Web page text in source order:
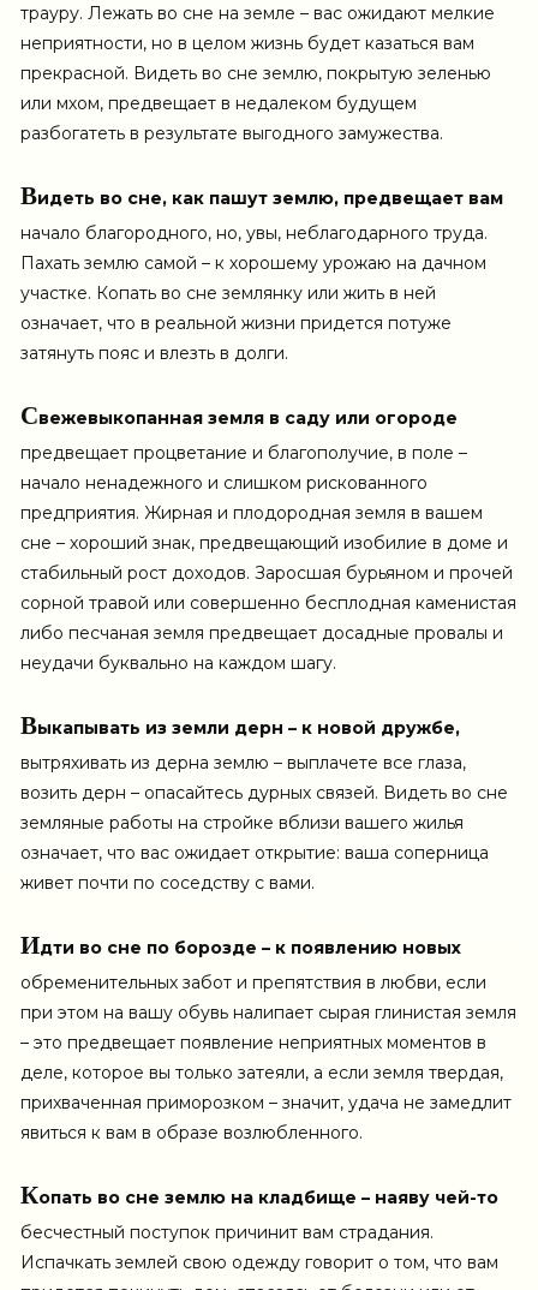
трауру. Лежать во сне на земле – вас ожидают мелкие
неприятности, но в целом жизнь будет казаться вам
прекрасной. Видеть во сне землю, покрытую зеленью
или мхом, предвещает в недалеком будущем
разбогатеть в результате выгодного замужества.
Видеть во сне, как пашут землю, предвещает вам
начало благородного, но, увы, неблагодарного труда.
Пахать землю самой – к хорошему урожаю на дачном
участке. Копать во сне землянку или жить в ней
означает, что в реальной жизни придется потуже
затянуть пояс и влезть в долги.
Свежевыкопанная земля в саду или огороде
предвещает процветание и благополучие, в поле –
начало ненадежного и слишком рискованного
предприятия. Жирная и плодородная земля в вашем
сне – хороший знак, предвещающий изобилие в доме и
стабильный рост доходов. Заросшая бурьяном и прочей
сорной травой или совершенно бесплодная каменистая
либо песчаная земля предвещает досадные провалы и
неудачи буквально на каждом шагу.
Выкапывать из земли дерн – к новой дружбе,
вытряхивать из дерна землю – выплачете все глаза,
возить дерн – опасайтесь дурных связей. Видеть во сне
земляные работы на стройке вблизи вашего жилья
означает, что вас ожидает открытие: ваша соперница
живет почти по соседству с вами.
Идти во сне по борозде – к появлению новых
обременительных забот и препятствия в любви, если
при этом на вашу обувь налипает сырая глинистая земля
– это предвещает появление неприятных моментов в
деле, которое вы только затеяли, а если земля твердая,
прихваченная приморозком – значит, удача не замедлит
явиться к вам в образе возлюбленного.
Копать во сне землю на кладбище – наяву чей-то
бесчестный поступок причинит вам страдания.
Испачкать землей свою одежду говорит о том, что вам